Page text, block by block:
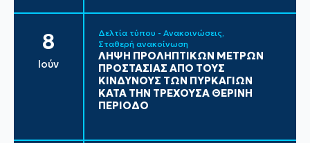
8
Ιούν
Δελτία τύπου - Ανακοινώσεις
Σταθερή ανακοίνωση
ΛΗΨΗ ΠΡΟΛΗΠΤΙΚΩΝ ΜΕΤΡΩΝ
ΠΡΟΣΤΑΣΙΑΣ ΑΠΟ ΤΟΥΣ
ΚΙΝΔΥΝΟΥΣ ΤΩΝ ΠΥΡΚΑΓΙΩΝ
ΚΑΤΑ ΤΗΝ ΤΡΕΧΟΥΣΑ ΘΕΡΙΝΗ
ΠΕΡΙΟΔΟ